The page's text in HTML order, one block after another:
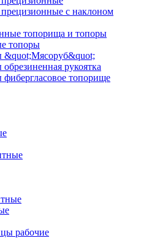
с наклоном
топорища и топоры
топоры
&quot;Мясоруб&quot;
рукоятка
топорище
рабочие